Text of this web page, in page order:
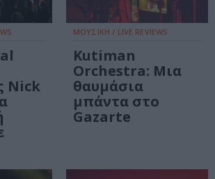
Nick
ΜΟΥΣΙΚΗ / LIVE REVIEWS
Kutiman
Orchestra: Μια
θαυμάσια
μπάντα στο
Gazarte